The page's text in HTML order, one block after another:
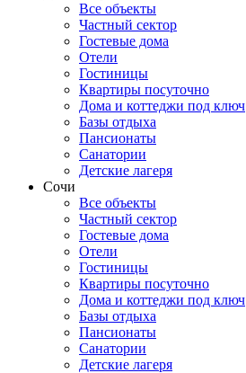
Все объекты
Частный сектор
Гостевые дома
Отели
Гостиницы
Квартиры посуточно
Дома и коттеджи под ключ
Базы отдыха
Пансионаты
Санатории
Детские лагеря
Сочи
Все объекты
Частный сектор
Гостевые дома
Отели
Гостиницы
Квартиры посуточно
Дома и коттеджи под ключ
Базы отдыха
Пансионаты
Санатории
Детские лагеря